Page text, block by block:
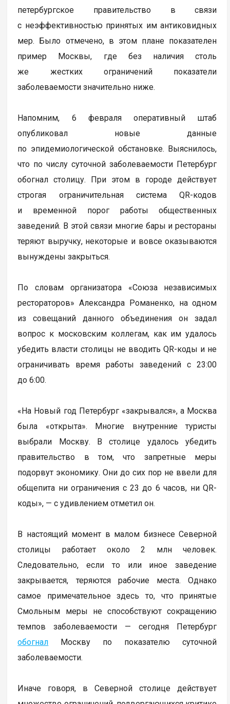
петербургское правительство в связи
с неэффективностью принятых им антиковидных
мер. Было отмечено, в этом плане показателен
пример Москвы, где без наличия столь
же жестких ограничений показатели
заболеваемости значительно ниже.
Напомним, 6 февраля оперативный штаб
опубликовал новые данные
по эпидемиологической обстановке. Выяснилось,
что по числу суточной заболеваемости Петербург
обогнал столицу. При этом в городе действует
строгая ограничительная система QR-кодов
и временной порог работы общественных
заведений. В этой связи многие бары и рестораны
теряют выручку, некоторые и вовсе оказываются
вынуждены закрыться.
По словам организатора «Союза независимых
рестораторов» Александра Романенко, на одном
из совещаний данного объединения он задал
вопрос к московским коллегам, как им удалось
убедить власти столицы не вводить QR-коды и не
ограничивать время работы заведений с 23:00
до 6:00.
«На Новый год Петербург «закрывался», а Москва
была «открыта». Многие внутренние туристы
выбрали Москву. В столице удалось убедить
правительство в том, что запретные меры
подорвут экономику. Они до сих пор не ввели для
общепита ни ограничения с 23 до 6 часов, ни QR-
коды», — с удивлением отметил он.
В настоящий момент в малом бизнесе Северной
столицы работает около 2 млн человек.
Следовательно, если то или иное заведение
закрывается, теряются рабочие места. Однако
самое примечательное здесь то, что принятые
Смольным меры не способствуют сокращению
темпов заболеваемости — сегодня Петербург
обогнал Москву по показателю суточной
заболеваемости.
Иначе говоря, в Северной столице действует